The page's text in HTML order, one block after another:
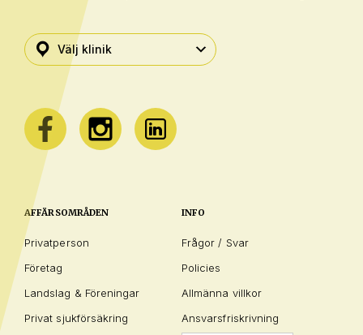
AFFÄRSOMRÅDEN
Privatperson
Företag
Landslag & Föreningar
Privat sjukförsäkring
INFO
Frågor / Svar
Policies
Allmänna villkor
Ansvarsfriskrivning